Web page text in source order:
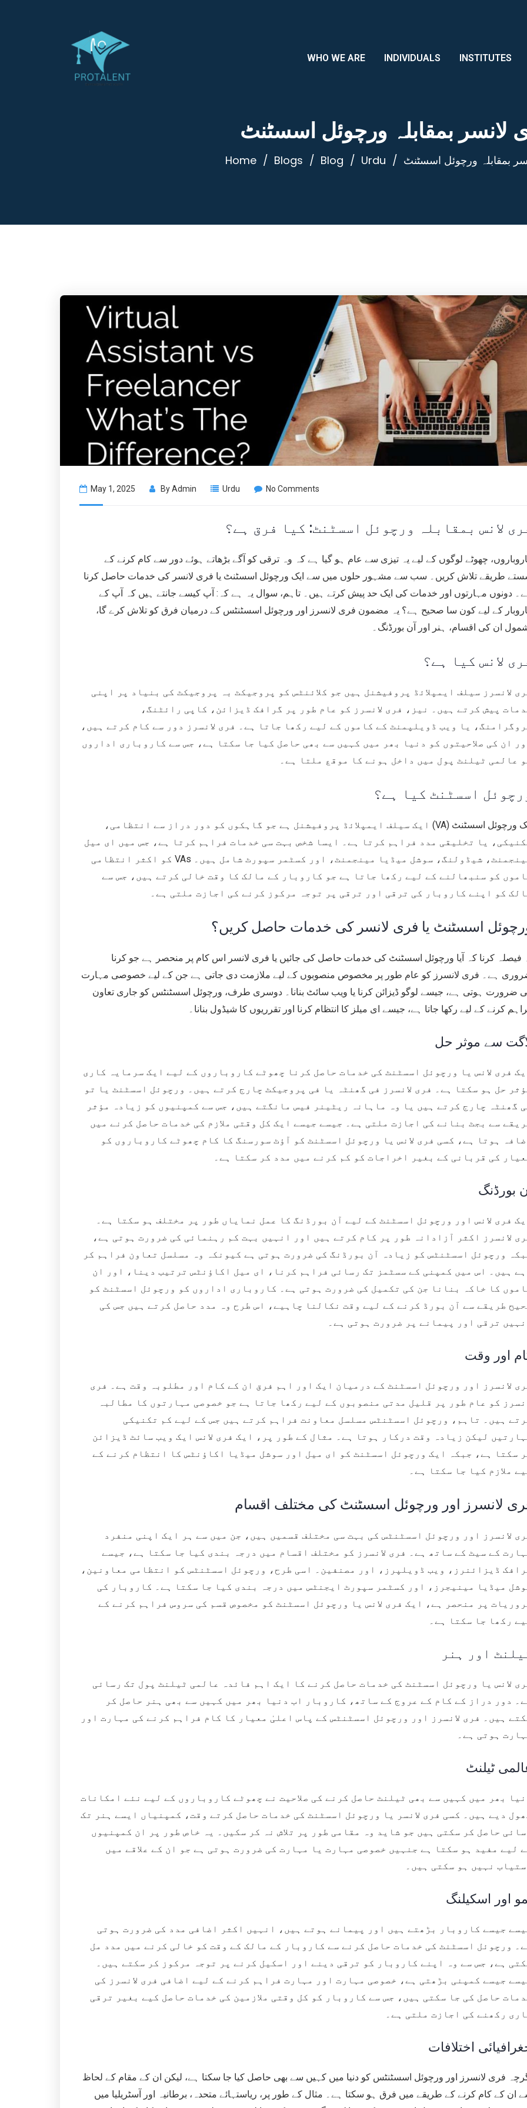
WHO WE ARE INDIVIDUALS INSTITUTES
لانسر بمقابلہ ورچوئل اسسٹنٹ
Home Blogs Blog Urdu بمقابلہ ورچوئل اسسٹنٹ
May 1, 2025 ByAdmin Urdu No Comments
لانس بمقابلہ ورچوئل اسسٹنٹ: کیا فرق ہے؟
چھوٹے لوگوں کے لیے یہ تیزی سے عام ہو گیا ہے کہ وہ ترقی کو آگے بڑھاتے ہوئے دور سے کام کرنے کے
طریقے تلاش کریں۔ سب سے مشہور حلوں میں سے ایک ورچوئل اسسٹنٹ یا فری لانسر کی خدمات حاصل کرنا
دونوں مہارتوں اور خدمات کی ایک حد پیش کرتے ہیں۔ تاہم، سوال یہ ہے کہ: آپ کیسے جانتے ہیں کہ آپ کے
کے لیے کون سا صحیح ہے؟ یہ مضمون فری لانسرز اور ورچوئل اسسٹنٹس کے درمیان فرق کو تلاش کرے گا،
ان کی اقسام، ہنر اور آن بورڈنگ۔
لانس کیا ہے؟
لانسرز سیلف ایمپلائڈ پروفیشنل ہیں جو کلائنٹس کو پروجیکٹ بہ پروجیکٹ کی بنیاد پر اپنی
پیش کرتے ہیں۔ نیز، فری لانسرز کو عام طور پر گرافک ڈیزائن، کاپی رائٹنگ،
یا ویب ڈویلپمنٹ کے کاموں کے لیے رکھا جاتا ہے۔ فری لانسرز دور سے کام کرتے ہیں،
ان کی صلاحیتوں کو دنیا بھر میں کہیں سے بھی حاصل کیا جا سکتا ہے، جس سے کاروباری اداروں
عالمی ٹیلنٹ پول میں داخل ہونے کا موقع ملتا ہے۔
اسسٹنٹ کیا ہے؟
ایک ورچوئل اسسٹنٹ (VA) ایک سیلف ایمپلائڈ پروفیشنل ہے جو گاہکوں کو دور دراز سے انتظامی،
یا تخلیقی مدد فراہم کرتا ہے۔ ایسا شخص بہت سی خدمات فراہم کرتا ہے، جس میں ای میل
مینجمنٹ، شیڈولنگ، سوشل میڈیا مینجمنٹ، اور کسٹمر سپورٹ شامل ہیں۔ VAs کو اکثر انتظامی
کو سنبھالنے کے لیے رکھا جاتا ہے جو کاروبار کے مالک کا وقت خالی کرتے ہیں، جس سے
کو اپنے کاروبار کی ترقی اور ترقی پر توجہ مرکوز کرنے کی اجازت ملتی ہے۔
اسسٹنٹ یا فری لانسر کی خدمات حاصل کریں؟
فیصلہ کرنا کہ آیا ورچوئل اسسٹنٹ کی خدمات حاصل کی جائیں یا فری لانسر اس کام پر منحصر ہے جو کرنا
ہے۔ فری لانسرز کو عام طور پر مخصوص منصوبوں کے لیے ملازمت دی جاتی ہے جن کے لیے خصوصی مہارت
ضرورت ہوتی ہے، جیسے لوگو ڈیزائن کرنا یا ویب سائٹ بنانا۔ دوسری طرف، ورچوئل اسسٹنٹس کو جاری تعاون
کرنے کے لیے رکھا جاتا ہے، جیسے ای میلز کا انتظام کرنا اور تقرریوں کا شیڈول بنانا۔
سے موثر حل
فری لانس یا ورچوئل اسسٹنٹ کی خدمات حاصل کرنا چھوٹے کاروباروں کے لیے ایک سرمایہ کاری
حل ہو سکتا ہے۔ فری لانسرز فی گھنٹہ یا فی پروجیکٹ چارج کرتے ہیں۔ ورچوئل اسسٹنٹ یا تو
گھنٹہ چارج کرتے ہیں یا وہ ماہانہ ریٹینر فیس مانگتے ہیں، جس سے کمپنیوں کو زیادہ مؤثر
سے بجٹ بنانے کی اجازت ملتی ہے۔ جیسے جیسے ایک کل وقتی ملازم کی خدمات حاصل کرنے میں
ہوتا ہے، کسی فری لانس یا ورچوئل اسسٹنٹ کو آؤٹ سورسنگ کا کام چھوٹے کاروباروں کو
کی قربانی کے بغیر اخراجات کو کم کرنے میں مدد کر سکتا ہے۔
بورڈنگ
فری لانس اور ورچوئل اسسٹنٹ کے لیے آن بورڈنگ کا عمل نمایاں طور پر مختلف ہو سکتا ہے۔
لانسرز اکثر آزادانہ طور پر کام کرتے ہیں اور انہیں بہت کم رہنمائی کی ضرورت ہوتی ہے،
ورچوئل اسسٹنٹس کو زیادہ آن بورڈنگ کی ضرورت ہوتی ہے کیونکہ وہ مسلسل تعاون فراہم کر
ہیں۔ اس میں کمپنی کے سسٹمز تک رسائی فراہم کرنا، ای میل اکاؤنٹس ترتیب دینا، اور ان
کا خاکہ بنانا جن کی تکمیل کی ضرورت ہوتی ہے۔ کاروباری اداروں کو ورچوئل اسسٹنٹ کو
طریقے سے آن بورڈ کرنے کے لیے وقت نکالنا چاہیے، اس طرح وہ مدد حاصل کرتے ہیں جس کی
ترقی اور پیمانے پر ضرورت ہوتی ہے۔
اور وقت
لانسرز اور ورچوئل اسسٹنٹ کے درمیان ایک اور اہم فرق ان کے کام اور مطلوبہ وقت ہے۔ فری
کو عام طور پر قلیل مدتی منصوبوں کے لیے رکھا جاتا ہے جو خصوصی مہارتوں کا مطالبہ
ہیں۔ تاہم، ورچوئل اسسٹنٹس مسلسل معاونت فراہم کرتے ہیں جس کے لیے کم تکنیکی
لیکن زیادہ وقت درکار ہوتا ہے۔ مثال کے طور پر، ایک فری لانس ایک ویب سائٹ ڈیزائن
سکتا ہے، جبکہ ایک ورچوئل اسسٹنٹ کو ای میل اور سوشل میڈیا اکاؤنٹس کا انتظام کرنے کے
ملازم کیا جا سکتا ہے۔
لانسرز اور ورچوئل اسسٹنٹ کی مختلف اقسام
لانسرز اور ورچوئل اسسٹنٹس کی بہت سی مختلف قسمیں ہیں، جن میں سے ہر ایک اپنی منفرد
کے سیٹ کے ساتھ ہے۔ فری لانسرز کو مختلف اقسام میں درجہ بندی کیا جا سکتا ہے، جیسے
ڈیزائنرز، ویب ڈویلپرز، اور مصنفین۔ اسی طرح، ورچوئل اسسٹنٹس کو انتظامی معاونین،
میڈیا مینیجرز، اور کسٹمر سپورٹ ایجنٹس میں درجہ بندی کیا جا سکتا ہے۔ کاروبار کی
پر منحصر ہے، ایک فری لانس یا ورچوئل اسسٹنٹ کو مخصوص قسم کی سروس فراہم کرنے کے
رکھا جا سکتا ہے۔
اور ہنر
لانس یا ورچوئل اسسٹنٹ کی خدمات حاصل کرنے کا ایک اہم فائدہ عالمی ٹیلنٹ پول تک رسائی
دور دراز کے کام کے عروج کے ساتھ، کاروبار اب دنیا بھر میں کہیں سے بھی ہنر حاصل کر
ہیں۔ فری لانسرز اور ورچوئل اسسٹنٹس کے پاس اعلیٰ معیار کا کام فراہم کرنے کی مہارت اور
ہوتی ہے۔
ٹیلنٹ
بھر میں کہیں سے بھی ٹیلنٹ حاصل کرنے کی صلاحیت نے چھوٹے کاروباروں کے لیے نئے امکانات
دیے ہیں۔ کسی فری لانسر یا ورچوئل اسسٹنٹ کی خدمات حاصل کرتے وقت، کمپنیاں ایسے ہنر تک
حاصل کر سکتی ہیں جو شاید وہ مقامی طور پر تلاش نہ کر سکیں۔ یہ خاص طور پر ان کمپنیوں
لیے مفید ہو سکتا ہے جنہیں خصوصی مہارت یا مہارت کی ضرورت ہوتی ہے جو ان کے علاقے میں
نہیں ہو سکتی ہیں۔
اور اسکیلنگ
جیسے کاروبار بڑھتے ہیں اور پیمانے ہوتے ہیں، انہیں اکثر اضافی مدد کی ضرورت ہوتی
ورچوئل اسسٹنٹ کی خدمات حاصل کرنے سے کاروبار کے مالک کے وقت کو خالی کرنے میں مدد مل
ہے، جس سے وہ اپنے کاروبار کو ترقی دینے اور اسکیل کرنے پر توجہ مرکوز کر سکتے ہیں۔
جیسے کمپنی بڑھتی ہے، خصوصی مہارت اور مہارت فراہم کرنے کے لیے اضافی فری لانسرز کی
حاصل کی جا سکتی ہیں، جس سے کاروبار کو کل وقتی ملازمین کی خدمات حاصل کیے بغیر ترقی
رکھنے کی اجازت ملتی ہے۔
اختلافات
فری لانسرز اور ورچوئل اسسٹنٹس کو دنیا میں کہیں سے بھی حاصل کیا جا سکتا ہے، لیکن ان کے مقام کے لحاظ
ان کے کام کرنے کے طریقے میں فرق ہو سکتا ہے۔ مثال کے طور پر، ریاستہائے متحدہ، برطانیہ اور آسٹریلیا میں